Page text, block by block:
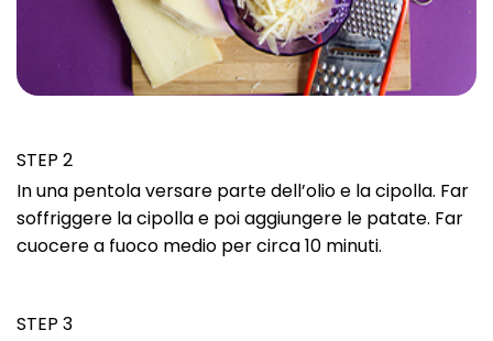
STEP 2
In una pentola versare parte dell’olio e la cipolla. Far
soffriggere la cipolla e poi aggiungere le patate. Far
cuocere a fuoco medio per circa 10 minuti.
STEP 3